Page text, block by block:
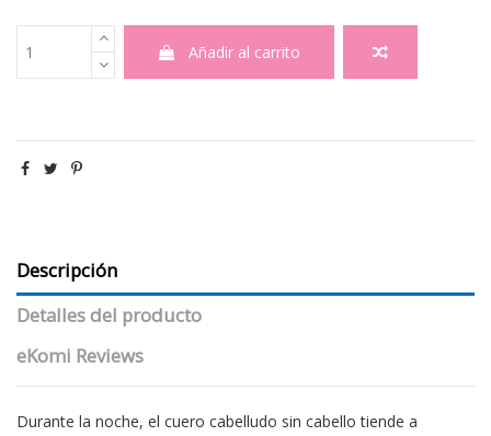
Añadir al carrito
Descripción
Detalles del producto
eKomi Reviews
Durante la noche, el cuero cabelludo sin cabello tiende a